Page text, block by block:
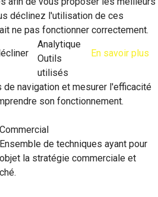
déclinez l'utilisation de ces
ne pas fonctionner correctement.
En savoir plus
Analytique
Outils
utilisés
de navigation et mesurer l'efficacité
son fonctionnement.
Commercial
Ensemble de techniques ayant pour
objet la stratégie commerciale et